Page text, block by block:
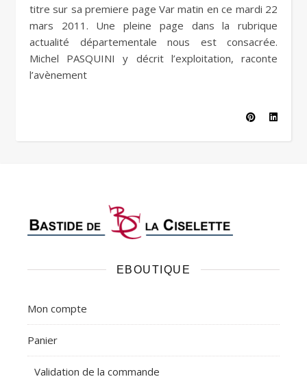
titre sur sa premiere page Var matin en ce mardi 22
mars 2011. Une pleine page dans la rubrique
actualité départementale nous est consacrée.
Michel PASQUINI y décrit l’exploitation, raconte
l’avènement
EBOUTIQUE
Mon compte
Panier
Validation de la commande